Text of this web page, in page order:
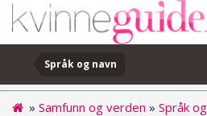
Språk og navn
» Samfunn og verden » Språk